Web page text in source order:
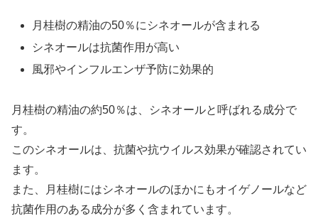
月桂樹の精油の50％にシネオールが含まれる
シネオールは抗菌作用が高い
風邪やインフルエンザ予防に効果的
月桂樹の精油の約50％は、シネオールと呼ばれる成分で
す。
このシネオールは、抗菌や抗ウイルス効果が確認されてい
ます。
また、月桂樹にはシネオールのほかにもオイゲノールなど
抗菌作用のある成分が多く含まれています。